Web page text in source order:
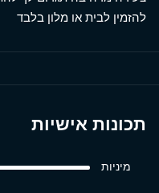
להזמין לבית או מלון בלבד
תכונות אישיות
מיניות